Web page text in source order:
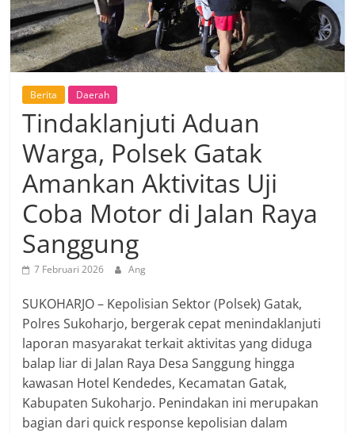
Berita Daerah
Tindaklanjuti Aduan
Warga, Polsek Gatak
Amankan Aktivitas Uji
Coba Motor di Jalan Raya
Sanggung
7 Februari 2026 Ang
SUKOHARJO – Kepolisian Sektor (Polsek) Gatak,
Polres Sukoharjo, bergerak cepat menindaklanjuti
laporan masyarakat terkait aktivitas yang diduga
balap liar di Jalan Raya Desa Sanggung hingga
kawasan Hotel Kendedes, Kecamatan Gatak,
Kabupaten Sukoharjo. Penindakan ini merupakan
bagian dari quick response kepolisian dalam